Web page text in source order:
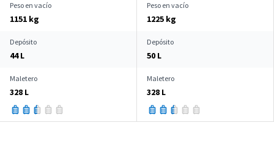
Peso en vacío
1151 kg
Peso en vacío
1225 kg
Depósito
44 L
Depósito
50 L
Maletero
328 L
Maletero
328 L